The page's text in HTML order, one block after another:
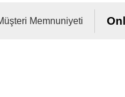
Memnuniyeti